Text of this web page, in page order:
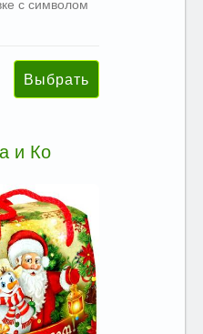
с символом
и Ко